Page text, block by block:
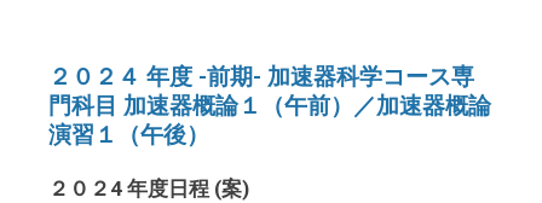
端学術院 加
速器科学コ
２０２４ 年度 -前期- 加速器科学コース専
門科目 加速器概論１（午前）／加速器概論
演習１（午後）
２０２4 年度日程 (案)